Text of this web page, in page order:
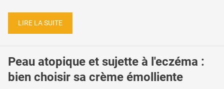
LIRE LA SUITE
Peau atopique et sujette à l'eczéma :
bien choisir sa crème émolliente